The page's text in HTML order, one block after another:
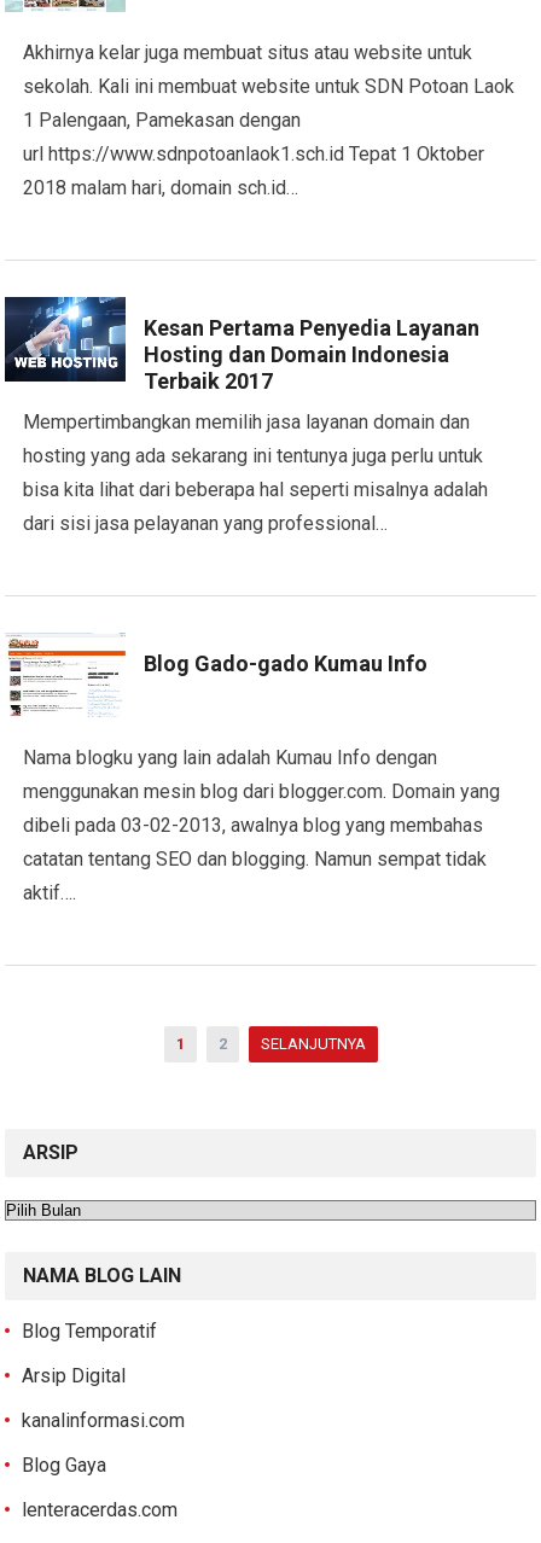
Akhirnya kelar juga membuat situs atau website untuk
sekolah. Kali ini membuat website untuk SDN Potoan Laok
1 Palengaan, Pamekasan dengan
url https://www.sdnpotoanlaok1.sch.id Tepat 1 Oktober
2018 malam hari, domain sch.id…
Kesan Pertama Penyedia Layanan
Hosting dan Domain Indonesia
Terbaik 2017
Mempertimbangkan memilih jasa layanan domain dan
hosting yang ada sekarang ini tentunya juga perlu untuk
bisa kita lihat dari beberapa hal seperti misalnya adalah
dari sisi jasa pelayanan yang professional…
Blog Gado-gado Kumau Info
Nama blogku yang lain adalah Kumau Info dengan
menggunakan mesin blog dari blogger.com. Domain yang
dibeli pada 03-02-2013, awalnya blog yang membahas
catatan tentang SEO dan blogging. Namun sempat tidak
aktif….
1 2 SELANJUTNYA
ARSIP
Arsip
NAMA BLOG LAIN
Blog Temporatif
Arsip Digital
kanalinformasi.com
Blog Gaya
lenteracerdas.com